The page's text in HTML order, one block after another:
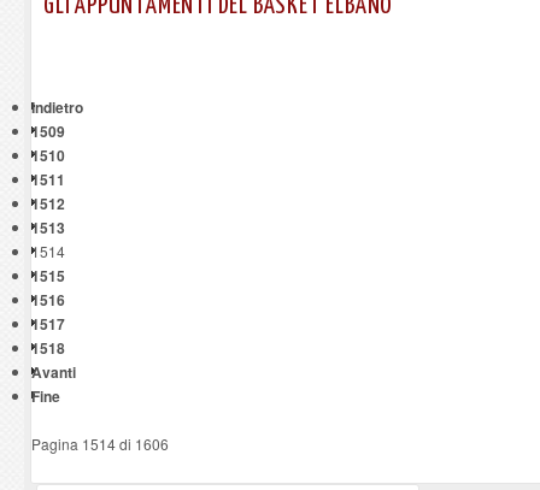
GLI APPUNTAMENTI DEL BASKET ELBANO
Indietro
1509
1510
1511
1512
1513
1514
1515
1516
1517
1518
Avanti
Fine
Pagina 1514 di 1606